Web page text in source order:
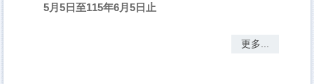
5月5日至115年6月5日止
更多...